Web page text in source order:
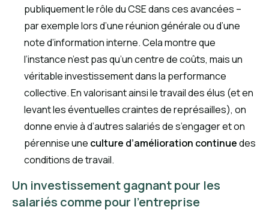
publiquement le rôle du CSE dans ces avancées –
par exemple lors d’une réunion générale ou d’une
note d’information interne. Cela montre que
l’instance n’est pas qu’un centre de coûts, mais un
véritable investissement dans la performance
collective. En valorisant ainsi le travail des élus (et en
levant les éventuelles craintes de représailles), on
donne envie à d’autres salariés de s’engager et on
pérennise une culture d’amélioration continuedes
conditions de travail.
Un investissement gagnant pour les
salariés comme pour l’entreprise